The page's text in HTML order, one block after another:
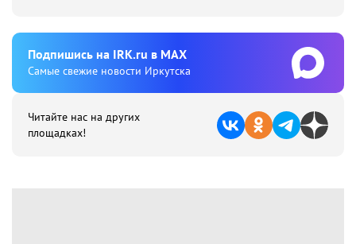
Подпишиcь на IRK.ru в MAX
Cамые свежие новости Иркутска
Читайте нас на других
площадках!